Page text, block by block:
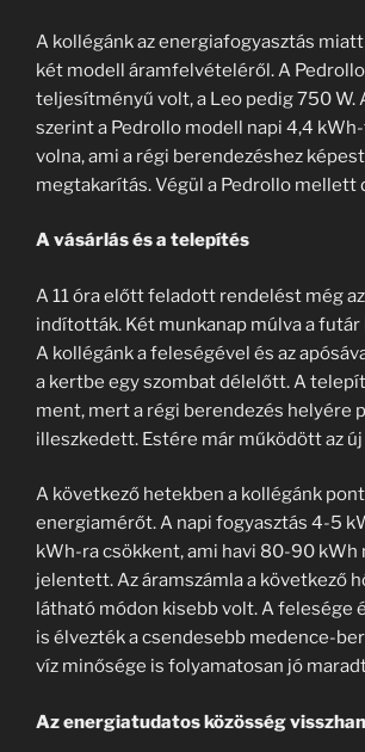
A kollégánk az energiafogyasztás
két modell áramfelvételéről. A
teljesítményű volt, a Leo pedig 750 W.
szerint a Pedrollo modell napi 4,4
volna, ami a régi berendezéshez
megtakarítás. Végül a Pedrollo mellett
A vásárlás és a telepítés
A 11 óra előtt feladott rendelést még
indították. Két munkanap múlva a futár
A kollégánk a feleségével és az
a kertbe egy szombat délelőtt. A
ment, mert a régi berendezés helyére
illeszkedett. Estére már működött az
A következő hetekben a kollégánk
energiamérőt. A napi fogyasztás 4-5
kWh-ra csökkent, ami havi 80-90
jelentett. Az áramszámla a következő
látható módon kisebb volt. A felesége
is élvezték a csendesebb medence-
víz minősége is folyamatosan jó
Az energiatudatos közösség